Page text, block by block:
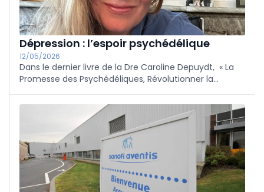
Dépression : l’espoir psychédélique
12/05/2026
Dans le dernier livre de la Dre Caroline Depuydt, « La
Promesse des Psychédéliques, Révolutionner la
sur les différentes thérapies possibles pour sortir d’une
dépression résistante grâce aux psychédéliques.